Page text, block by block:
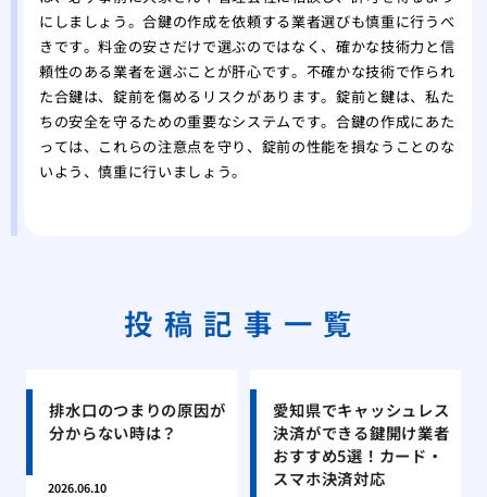
にしましょう。合鍵の作成を依頼する業者選びも慎重に行うべ
きです。料金の安さだけで選ぶのではなく、確かな技術力と信
頼性のある業者を選ぶことが肝心です。不確かな技術で作られ
た合鍵は、錠前を傷めるリスクがあります。錠前と鍵は、私た
ちの安全を守るための重要なシステムです。合鍵の作成にあた
っては、これらの注意点を守り、錠前の性能を損なうことのな
いよう、慎重に行いましょう。
投稿記事一覧
排水口のつまりの原因が
分からない時は？
2026.06.10
愛知県でキャッシュレス
決済ができる鍵開け業者
おすすめ5選！カード・
スマホ決済対応